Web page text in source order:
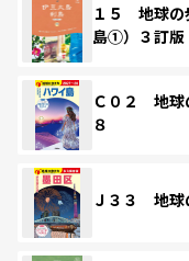
１５ 地球
島①）３訂版
Ｃ０２ 地球
８
Ｊ３３ 地